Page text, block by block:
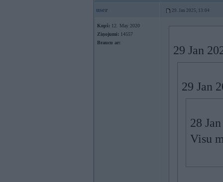
user 29. Jan 2025, 13:04
Kopš: 12. May 2020
Ziņojumi: 14557
Braucu ar:
29 Jan
29 Jan
28
Visu